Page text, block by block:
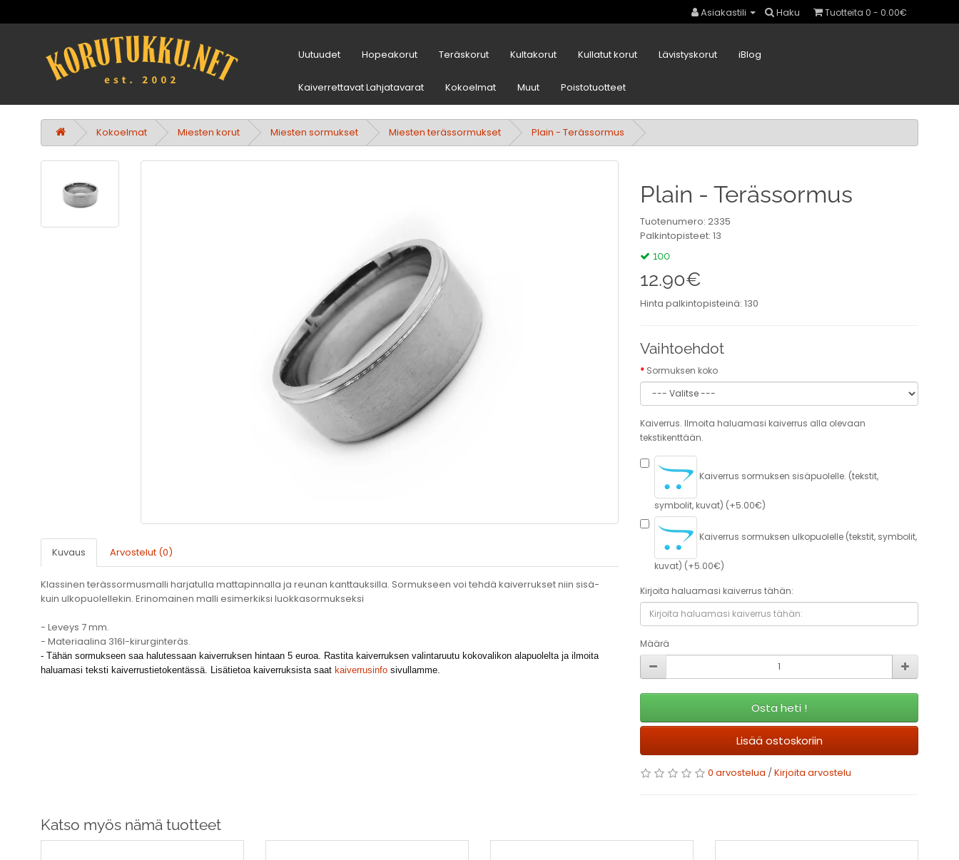
Asiakastili Haku Tuotteita 0 - 0.00€
Uutuudet Hopeakorut Teräskorut Kultakorut Kullatut korut Lävistyskorut iBlog
Kaiverrettavat Lahjatavarat Kokoelmat Muut Poistotuotteet
Kokoelmat Miesten korut Miesten sormukset Miesten terässormukset Plain - Terässormus
Kuvaus Arvostelut (0)
Klassinen terässormusmalli harjatulla mattapinnalla ja reunan kanttauksilla. Sormukseen voi tehdä kaiverrukset niin sisä-
kuin ulkopuolellekin. Erinomainen malli esimerkiksi luokkasormukseksi
- Leveys 7 mm.
- Materiaalina 316l-kirurginteräs.
- Tähän sormukseen saa halutessaan kaiverruksen hintaan 5 euroa. Rastita kaiverruksen valintaruutu kokovalikon alapuolelta ja ilmoita
haluamasi teksti kaiverrustietokentässä. Lisätietoa kaiverruksista saat kaiverrusinfo sivullamme.
Plain - Terässormus
Tuotenumero: 2335
Palkintopisteet: 13
100
12.90€
Hinta palkintopisteinä: 130
Vaihtoehdot
Sormuksen koko
Kaiverrus. Ilmoita haluamasi kaiverrus alla olevaan
tekstikenttään.
Kaiverrus sormuksen sisäpuolelle. (tekstit,
symbolit, kuvat) (+5.00€)
Kaiverrus sormuksen ulkopuolelle (tekstit, symbolit,
kuvat) (+5.00€)
Kirjoita haluamasi kaiverrus tähän:
Määrä
Osta heti !
Lisää ostoskoriin
0 arvostelua / Kirjoita arvostelu
Katso myös nämä tuotteet